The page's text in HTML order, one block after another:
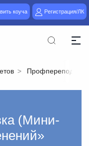
коуча Регистрация/ЛК
(Mини-